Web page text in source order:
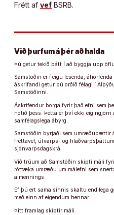
Frétt af vef BSRB.
Við þurfum á þér að halda
Þú getur tekið þátt í að byggja upp
Samstöðin er í eigu lesenda,
áskrifandi getur þú orðið félagi í
Samstöðinni.
Áskrifendur borga fyrir það efni sem
notið þess. Þetta er því ekki
samfélagslega ábyrg.
Samstöðin byrjaði sem umræðuþættir
fréttavef, útvarps- og
sjónvarpsdagskrá.
Við trúum að Samstöðin skipti máli
róttæka umræðu um málefni sem
almennings.
Ef þú ert sama sinnis skaltu endilega
með einn af eigendum hennar.
Þitt framlag skiptir máli.